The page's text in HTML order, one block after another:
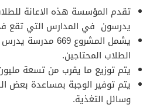
تقدم المؤسسة هذه الاعانة
يدرسون في المدارس التي تقع
الطلاب المحتاجين.
يتم توزيع ما يقرب من تسعة
يتم توفير الوجبة بمساعدة بعض
وسائل التغذية.